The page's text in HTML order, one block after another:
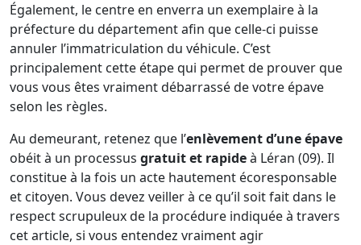
Également, le centre en enverra un exemplaire à la
préfecture du département afin que celle-ci puisse
annuler l’immatriculation du véhicule. C’est
principalement cette étape qui permet de prouver que
vous vous êtes vraiment débarrassé de votre épave
selon les règles.
Au demeurant, retenez que l’enlèvement d’une épave
obéit à un processus gratuit et rapideà Léran (09). Il
constitue à la fois un acte hautement écoresponsable
et citoyen. Vous devez veiller à ce qu’il soit fait dans le
respect scrupuleux de la procédure indiquée à travers
cet article, si vous entendez vraiment agir